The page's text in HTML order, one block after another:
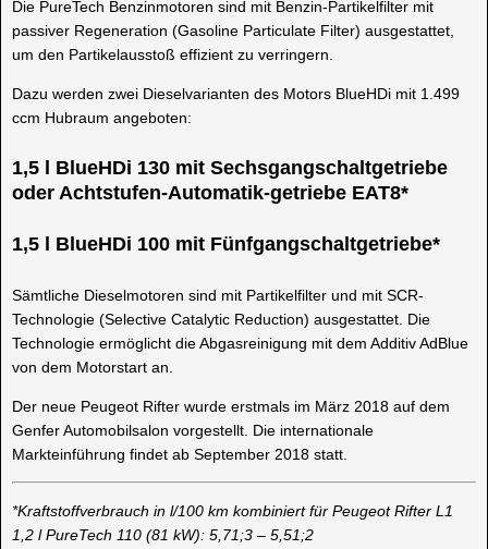
Die PureTech Benzinmotoren sind mit Benzin-Partikelfilter mit
passiver Regeneration (Gasoline Particulate Filter) ausgestattet,
um den Partikelausstoß effizient zu verringern.
Dazu werden zwei Dieselvarianten des Motors BlueHDi mit 1.499
ccm Hubraum angeboten:
1,5 l BlueHDi 130 mit Sechsgangschaltgetriebe
oder Achtstufen-Automatik-getriebe EAT8*
1,5 l BlueHDi 100 mit Fünfgangschaltgetriebe*
Sämtliche Dieselmotoren sind mit Partikelfilter und mit SCR-
Technologie (Selective Catalytic Reduction) ausgestattet. Die
Technologie ermöglicht die Abgasreinigung mit dem Additiv AdBlue
von dem Motorstart an.
Der neue Peugeot Rifter wurde erstmals im März 2018 auf dem
Genfer Automobilsalon vorgestellt. Die internationale
Markteinführung findet ab September 2018 statt.
*Kraftstoffverbrauch in l/100 km kombiniert für Peugeot Rifter L1
1,2 l PureTech 110 (81 kW): 5,71;3 – 5,51;2